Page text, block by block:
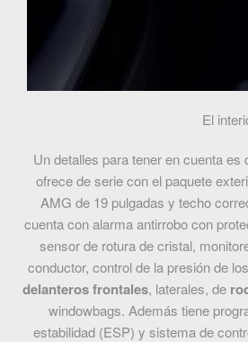
El
Un detalles para tener en cuenta es
ofrece de serie con el paquete
AMG de 19 pulgadas y techo
cuenta con alarma antirrobo con
sensor de rotura de cristal,
conductor, control de la presión de
delanteros frontales, laterales, de
windowbags. Además tiene
estabilidad (ESP) y sistema de